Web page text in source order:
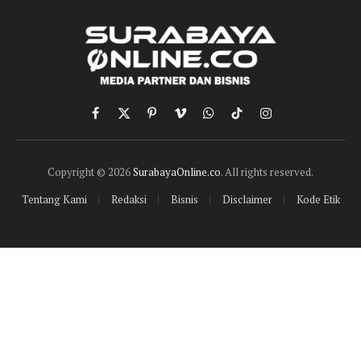
Facebook
X
(Twitter)
PinterestVimeoWhatsApp
TikTokInstagram
Copyright © 2026SurabayaOnline.co. All rights reserved.
Tentang Kami
Redaksi Bisnis Disclaimer Kode Etik